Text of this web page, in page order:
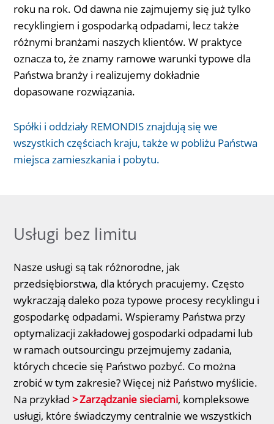
roku na rok. Od dawna nie zajmujemy się już tylko
recyklingiem i gospodarką odpadami, lecz także
różnymi branżami naszych klientów. W praktyce
oznacza to, że znamy ramowe warunki typowe dla
Państwa branży i realizujemy dokładnie
dopasowane rozwiązania.
Spółki i oddziały REMONDIS znajdują się we
wszystkich częściach kraju, także w pobliżu Państwa
miejsca zamieszkania i pobytu.
Usługi bez limitu
Nasze usługi są tak różnorodne, jak
przedsiębiorstwa, dla których pracujemy. Często
wykraczają daleko poza typowe procesy recyklingu i
gospodarkę odpadami. Wspieramy Państwa przy
optymalizacji zakładowej gospodarki odpadami lub
w ramach outsourcingu przejmujemy zadania,
których chcecie się Państwo pozbyć. Co można
zrobić w tym zakresie? Więcej niż Państwo myślicie.
Na przykład
Zarządzanie sieciami, kompleksowe
usługi, które świadczymy centralnie we wszystkich